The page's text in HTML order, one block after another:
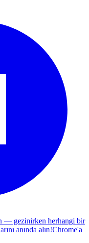
— gezinirken herhangi bir
anında alın!Chrome'a